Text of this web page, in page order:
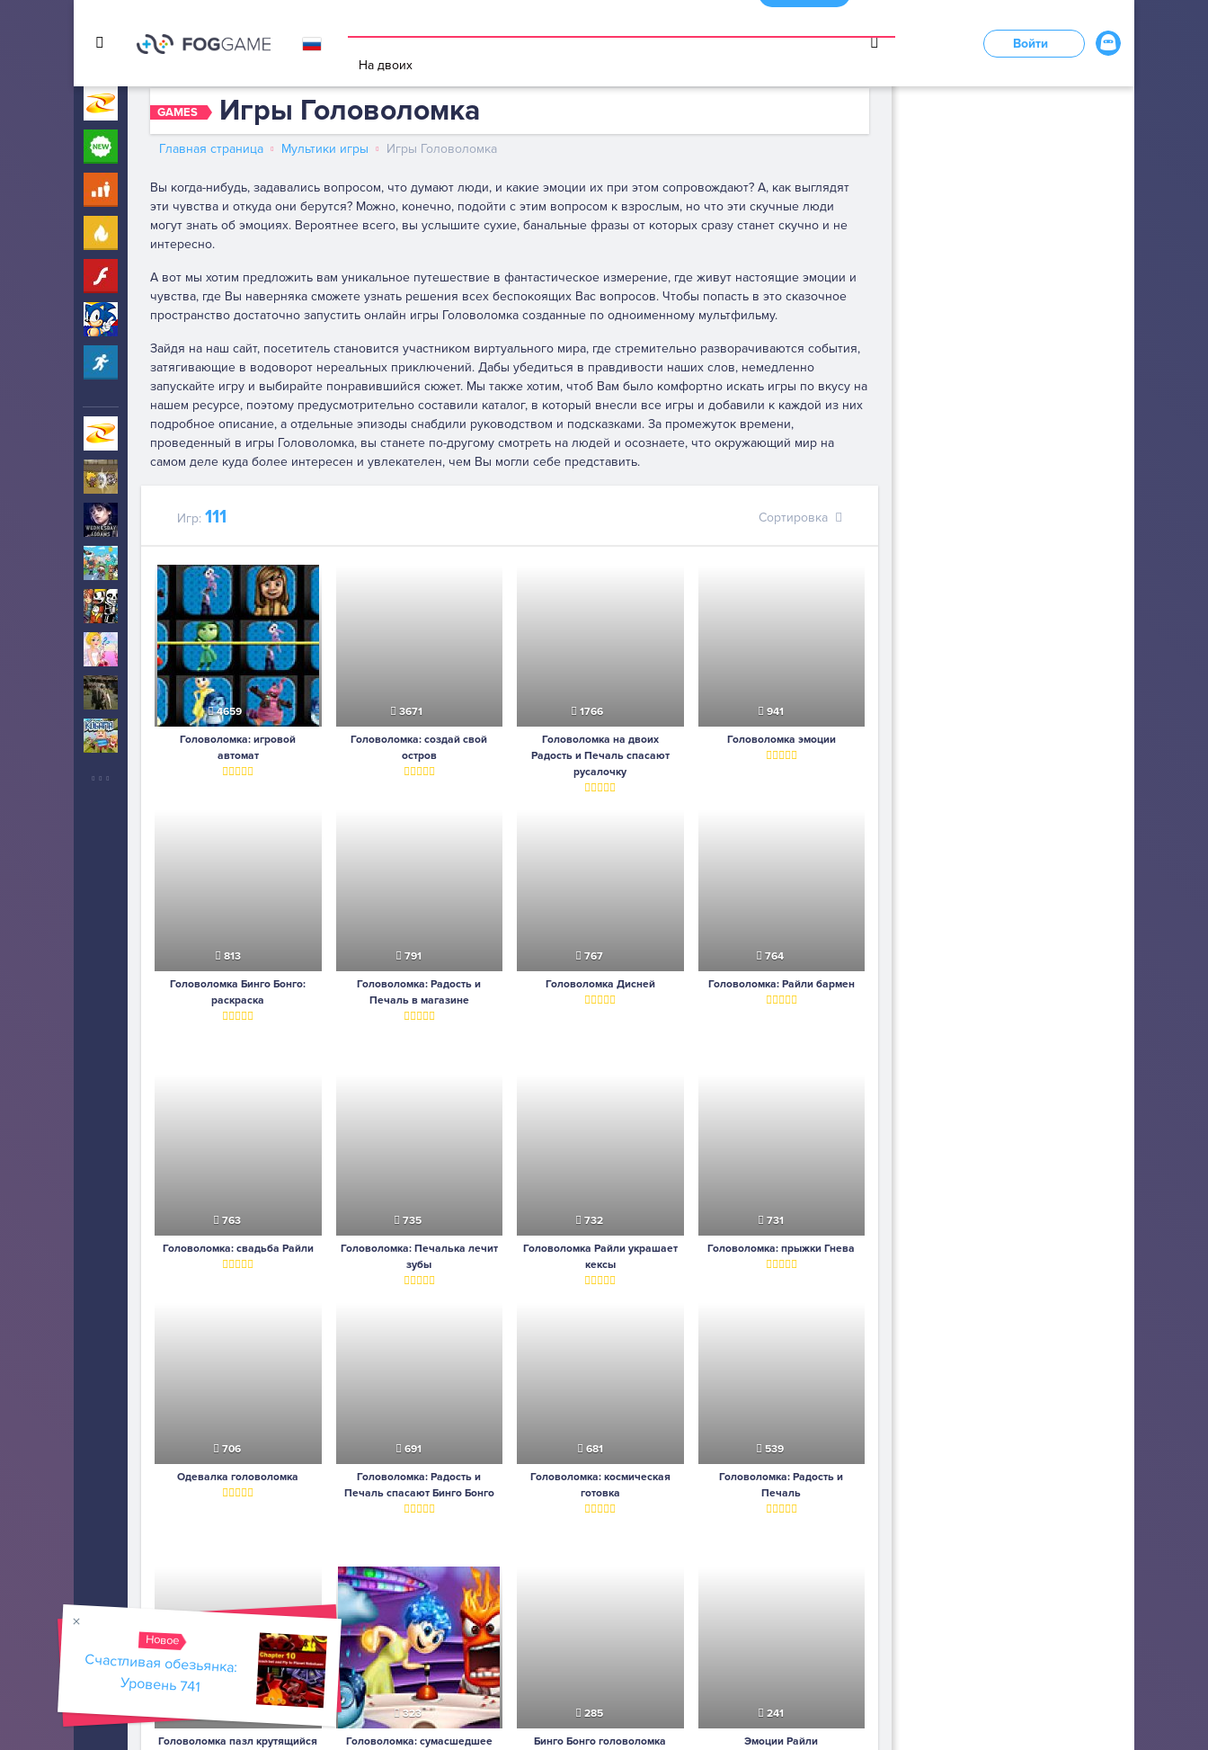
На двоих
Войти
Игры на Zarium 40000+
Новые 260
Для детей 10
Популярные 260
Флеш 31
Соник 275
Прохождение 2303
Игры на Zarium 40000+
Тока Бока 5
Инди 5
Свадьба 2
Выживание 6
2
GAMES Игры Головоломка
Главная страница Мультики игры Игры Головоломка
Вы когда-нибудь, задавались вопросом, что думают люди, и какие эмоции их при этом сопровождают? А, как выглядят
эти чувства и откуда они берутся? Можно, конечно, подойти с этим вопросом к взрослым, но что эти скучные люди
могут знать об эмоциях. Вероятнее всего, вы услышите сухие, банальные фразы от которых сразу станет скучно и не
интересно.
А вот мы хотим предложить вам уникальное путешествие в фантастическое измерение, где живут настоящие эмоции и
чувства, где Вы наверняка сможете узнать решения всех беспокоящих Вас вопросов. Чтобы попасть в это сказочное
пространство достаточно запустить онлайн игры Головоломка созданные по одноименному мультфильму.
Зайдя на наш сайт, посетитель становится участником виртуального мира, где стремительно разворачиваются события,
затягивающие в водоворот нереальных приключений. Дабы убедиться в правдивости наших слов, немедленно
запускайте игру и выбирайте понравившийся сюжет. Мы также хотим, чтоб Вам было комфортно искать игры по вкусу на
нашем ресурсе, поэтому предусмотрительно составили каталог, в который внесли все игры и добавили к каждой из них
подробное описание, а отдельные эпизоды снабдили руководством и подсказками. За промежуток времени,
проведенный в игры Головоломка, вы станете по-другому смотреть на людей и осознаете, что окружающий мир на
самом деле куда более интересен и увлекателен, чем Вы могли себе представить.
Игр: 111 Сортировка
4659
Головоломка: игровой
автомат
3671
Головоломка: создай свой
остров
1766
Головоломка на двоих
Радость и Печаль спасают
русалочку
941
Головоломка эмоции
813
Головоломка Бинго Бонго:
раскраска
791
Головоломка: Радость и
Печаль в магазине
767
Головоломка Дисней
764
Головоломка: Райли бармен
763
Головоломка: свадьба Райли
735
Головоломка: Печалька лечит
зубы
732
Головоломка Райли украшает
кексы
731
Головоломка: прыжки Гнева
706
Одевалка головоломка
691
Головоломка: Радость и
Печаль спасают Бинго Бонго
681
Головоломка: космическая
готовка
539
Головоломка: Радость и
Печаль
Головоломка пазл крутящийся
323
Головоломка: сумасшедшее
285
Бинго Бонго головоломка
241
Эмоции Райли
Новое
Счастливая обезьянка:
Уровень 741